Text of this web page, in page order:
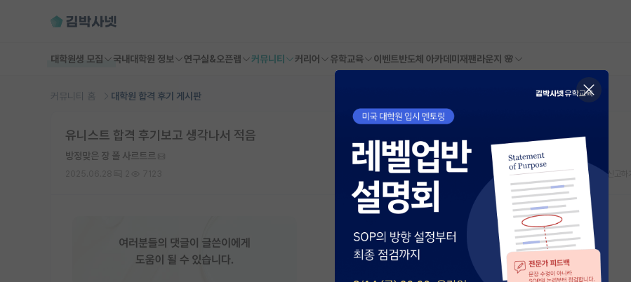
대학원생 모집 국내대학원 정보 연구실&오픈랩 커뮤니티 커리어 유학교육 이벤트반도체 아카데미 재팬라운지 🌸
커뮤니티 홈 대학원 합격 후기 게시판
유니스트 합격 후기보고 생각나서 적음
방정맞은 장 폴 사르트르
스크랩 신고하기